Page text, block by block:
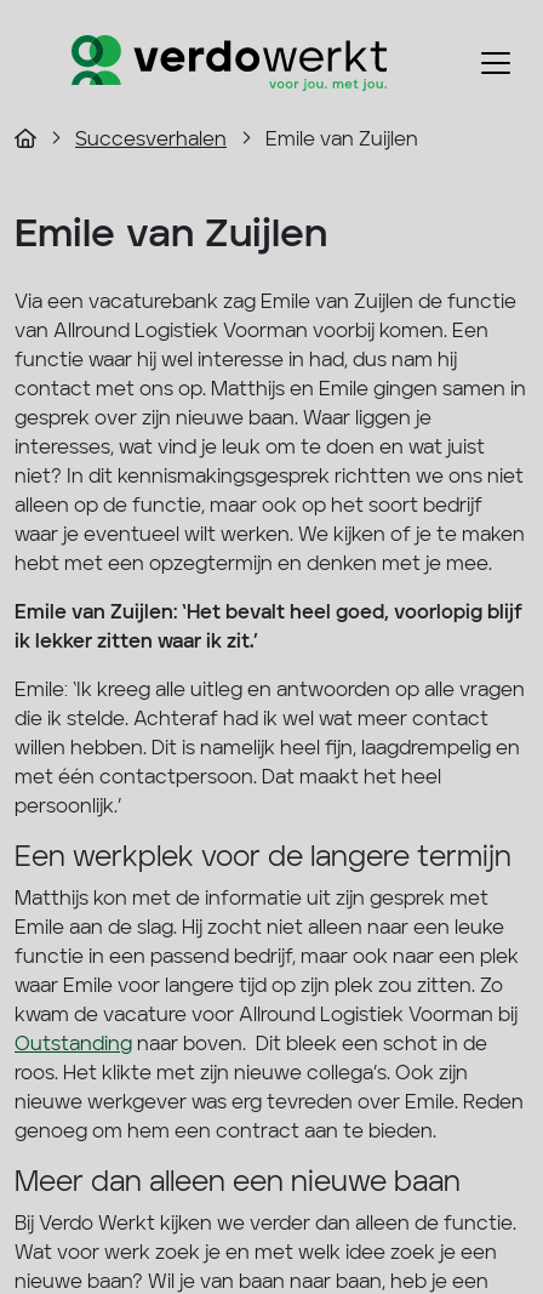
Succesverhalen Emile van Zuijlen
Emile van Zuijlen
Via een vacaturebank zag Emile van Zuijlen de functie
van Allround Logistiek Voorman voorbij komen. Een
functie waar hij wel interesse in had, dus nam hij
contact met ons op. Matthijs en Emile gingen samen in
gesprek over zijn nieuwe baan. Waar liggen je
interesses, wat vind je leuk om te doen en wat juist
niet? In dit kennismakingsgesprek richtten we ons niet
alleen op de functie, maar ook op het soort bedrijf
waar je eventueel wilt werken. We kijken of je te maken
hebt met een opzegtermijn en denken met je mee.
Emile van Zuijlen: ‘Het bevalt heel goed, voorlopig blijf
ik lekker zitten waar ik zit.’
Emile: ‘Ik kreeg alle uitleg en antwoorden op alle vragen
die ik stelde. Achteraf had ik wel wat meer contact
willen hebben. Dit is namelijk heel fijn, laagdrempelig en
met één contactpersoon. Dat maakt het heel
persoonlijk.’
Een werkplek voor de langere termijn
Matthijs kon met de informatie uit zijn gesprek met
Emile aan de slag. Hij zocht niet alleen naar een leuke
functie in een passend bedrijf, maar ook naar een plek
waar Emile voor langere tijd op zijn plek zou zitten. Zo
kwam de vacature voor Allround Logistiek Voorman bij
Outstanding naar boven. Dit bleek een schot in de
roos. Het klikte met zijn nieuwe collega’s. Ook zijn
nieuwe werkgever was erg tevreden over Emile. Reden
genoeg om hem een contract aan te bieden.
Meer dan alleen een nieuwe baan
Bij Verdo Werkt kijken we verder dan alleen de functie.
Wat voor werk zoek je en met welk idee zoek je een
nieuwe baan? Wil je van baan naar baan, heb je een